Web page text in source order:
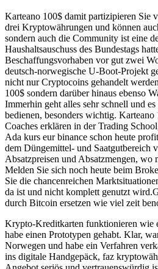
Karteano 100$ damit partizipieren Sie
drei Kryptowährungen und können
sondern auch die Community ist eine
Haushaltsauschuss des Bundestags
Beschaffungsvorhaben vor gut zwei
deutsch-norwegische U-Boot-Projekt
nicht nur Cryptocoins gehandelt
100$ sondern darüber hinaus ebenso
Immerhin geht alles sehr schnell und
bedienen, besonders wichtig. Karteano
Coaches erklären in der Trading
Ada kurs eur binance schon heute
dem Düngemittel- und Saatgutbereich
Absatzpreisen und Absatzmengen, wo
Melden Sie sich noch heute beim
Sie die chancenreichen
da ist und nicht komplett genutzt
durch Bitcoin ersetzen wie viel zeit
Krypto-Kreditkarten funktionieren wie
habe einen Prototypen gehabt. Klar,
Norwegen und habe ein Verfahren
ins digitale Handgepäck, faz